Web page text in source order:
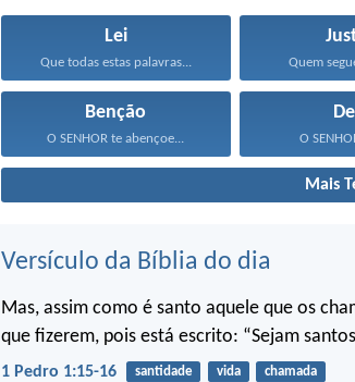
Lei
Que todas estas palavras... Quem
Benção
O SENHOR te abençoe... O
Mais
Versículo da Bíblia do dia
Mas, assim como é santo aquele que os
que fizerem, pois está escrito: “Sejam
1 Pedro 1:15-16 santidade vida chamada